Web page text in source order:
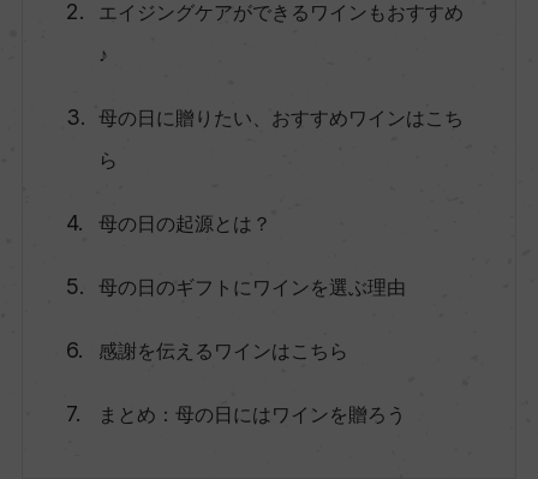
エイジングケアができるワインもおすすめ
♪
母の日に贈りたい、おすすめワインはこち
ら
母の日の起源とは？
母の日のギフトにワインを選ぶ理由
感謝を伝えるワインはこちら
まとめ：母の日にはワインを贈ろう